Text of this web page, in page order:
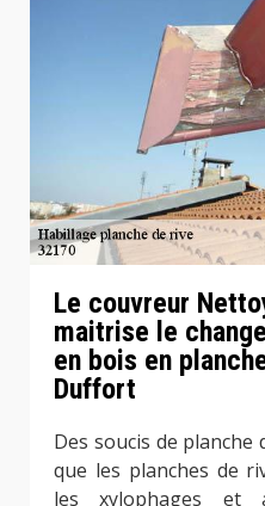
Le couvreur
maitrise le
en bois en
Duffort
Des soucis de
que les planches de
les xylophages et